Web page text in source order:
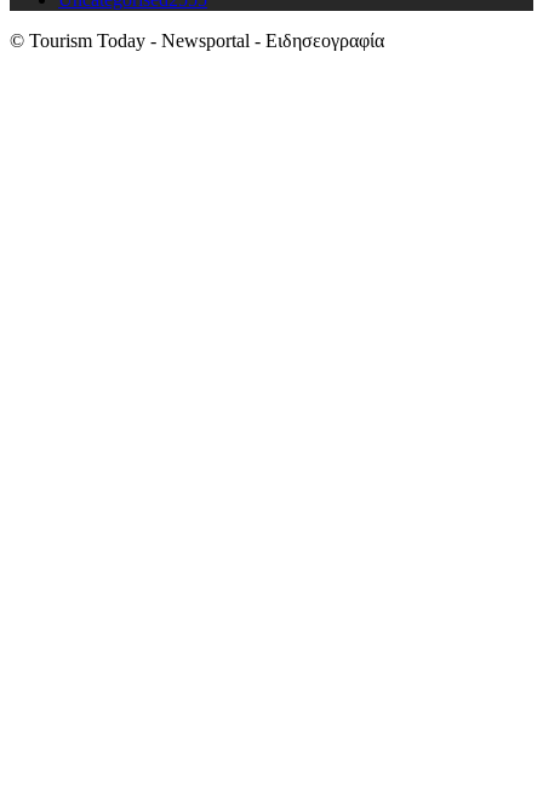
© Tourism Today - Newsportal - Ειδησεογραφία